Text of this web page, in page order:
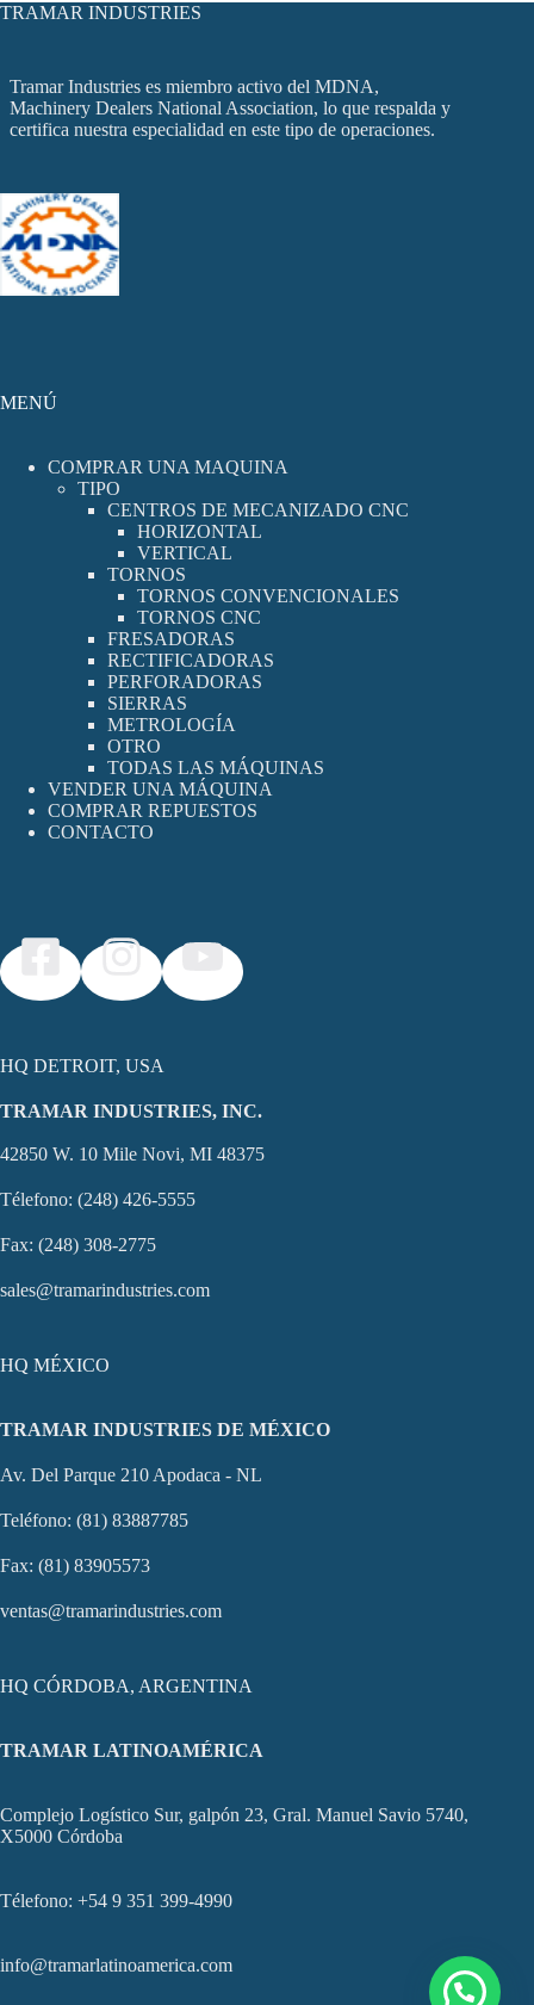
TRAMAR INDUSTRIES
Tramar Industries es miembro activo del MDNA,
Machinery Dealers National Association, lo que respalda y
certifica nuestra especialidad en este tipo de operaciones.
MENÚ
COMPRAR UNA MAQUINA
TIPO
CENTROS DE MECANIZADO CNC
HORIZONTAL
VERTICAL
TORNOS
TORNOS CONVENCIONALES
TORNOS CNC
FRESADORAS
RECTIFICADORAS
PERFORADORAS
SIERRAS
METROLOGÍA
OTRO
TODAS LAS MÁQUINAS
VENDER UNA MÁQUINA
COMPRAR REPUESTOS
CONTACTO
HQ DETROIT, USA
TRAMAR INDUSTRIES, INC.
42850 W. 10 Mile Novi, MI 48375
Télefono: (248) 426-5555
Fax: (248) 308-2775
sales@tramarindustries.com
HQ MÉXICO
TRAMAR INDUSTRIES DE MÉXICO
Av. Del Parque 210 Apodaca - NL
Teléfono: (81) 83887785
Fax: (81) 83905573
ventas@tramarindustries.com
HQ CÓRDOBA, ARGENTINA
TRAMAR LATINOAMÉRICA
Complejo Logístico Sur, galpón 23, Gral. Manuel Savio 5740,
X5000 Córdoba
Télefono: +54 9 351 399-4990
info@tramarlatinoamerica.com